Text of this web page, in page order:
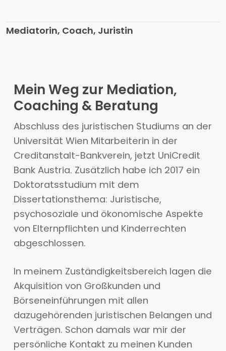
Mediatorin, Coach, Juristin
Mein Weg zur Mediation,
Coaching & Beratung
Abschluss des juristischen Studiums an der
Universität Wien Mitarbeiterin in der
Creditanstalt-Bankverein, jetzt UniCredit
Bank Austria. Zusätzlich habe ich 2017 ein
Doktoratsstudium mit dem
Dissertationsthema: Juristische,
psychosoziale und ökonomische Aspekte
von Elternpflichten und Kinderrechten
abgeschlossen.
In meinem Zuständigkeitsbereich lagen die
Akquisition von Großkunden und
Börseneinführungen mit allen
dazugehörenden juristischen Belangen und
Verträgen. Schon damals war mir der
persönliche Kontakt zu meinen Kunden